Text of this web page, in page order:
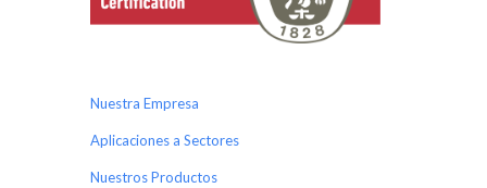
Nuestra Empresa
Aplicaciones a Sectores
Nuestros Productos